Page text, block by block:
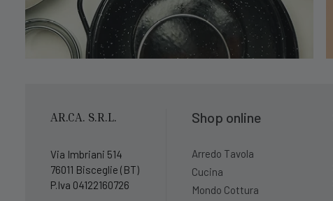
AR.CA. S.R.L.
Via Imbriani 514
76011 Bisceglie (BT)
P.Iva 04122160726
Shop online
Arredo Tavola
Cucina
Mondo Cottura